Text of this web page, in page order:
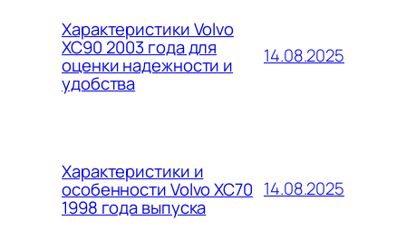
Характеристики Volvo
XC90 2003 года для
оценки надежности и
удобства
14.08.2025
Характеристики и
особенности Volvo XC70
1998 года выпуска
14.08.2025